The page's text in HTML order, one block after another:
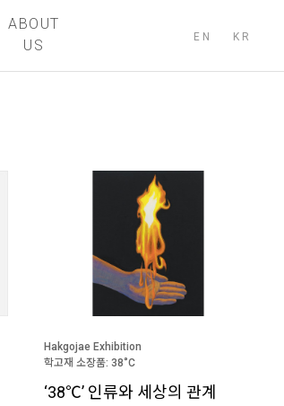
ABOUT
US
EN KR
Hakgojae Exhibition
학고재 소장품: 38˚C
‘38℃’ 인류와 세상의 관계